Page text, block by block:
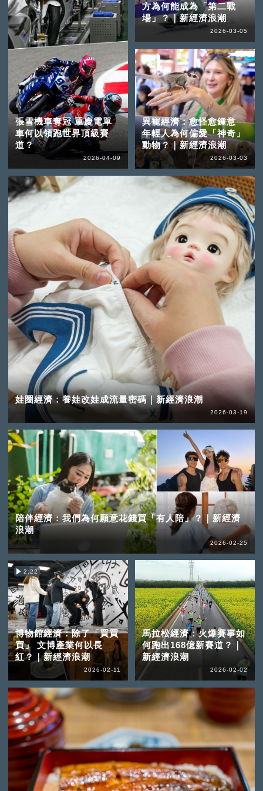
張雪機車奪冠 重慶電單
車何以領跑世界頂級賽
道？
2026-04-09
娃圈經濟：養娃改娃成流量密碼｜新經濟浪潮
2026-03-19
方為何能成為「第二戰
場」？｜新經濟浪潮
2026-03-05
異寵經濟：愈怪愈鍾意
年輕人為何偏愛「神奇」
動物？｜新經濟浪潮
2026-03-03
陪伴經濟：我們為何願意花錢買「有人陪」？｜新經濟
浪潮
2026-02-25
2:22
博物館經濟：除了「買買
買」 文博產業何以長
紅？｜新經濟浪潮
2026-02-11
馬拉松經濟：火爆賽事如
何跑出168億新賽道？｜
新經濟浪潮
2026-02-02